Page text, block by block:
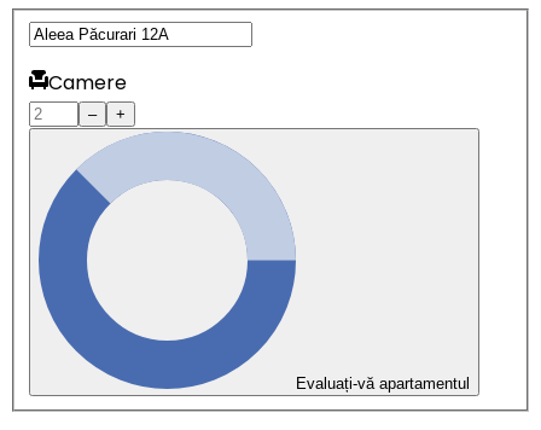
Camere
– +
Evaluați-vă apartamentul